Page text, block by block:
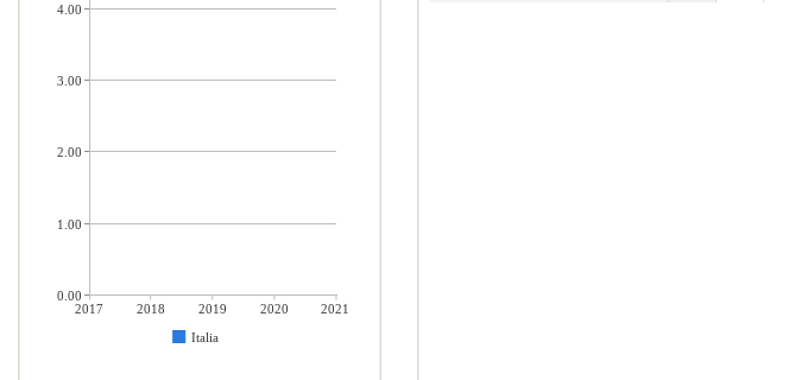
2017 2018 2019 2020
2021
Italia
4.00
3.00
2.00
1.00
0.00